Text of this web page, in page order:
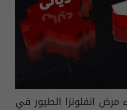
مرض انفلونزا الطيور في